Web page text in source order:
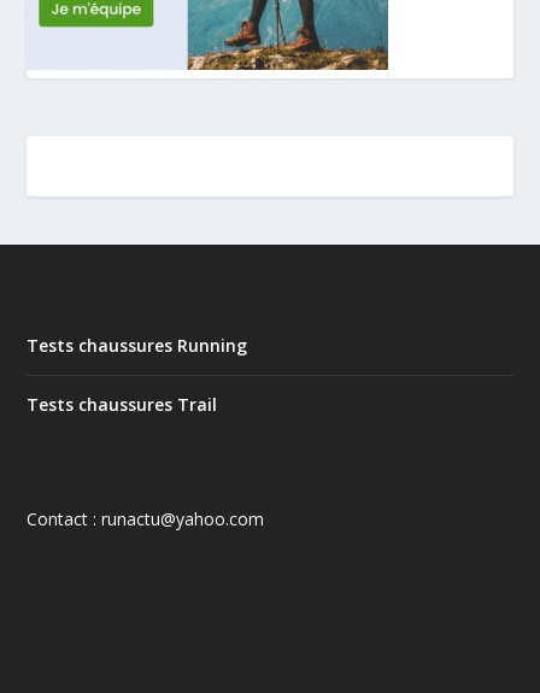
Tests chaussures Running
Tests chaussures Trail
Contact : runactu@yahoo.com